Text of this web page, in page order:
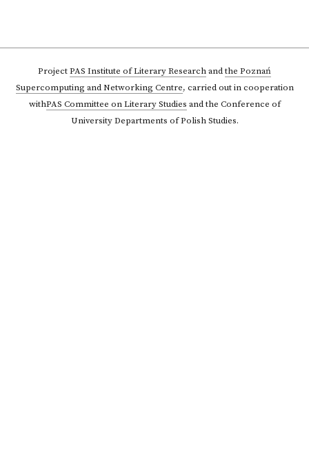
ProjectPAS Institute of Literary Researchandthe Poznań
Supercomputing and Networking Centre, carried out in cooperation
withPAS Committee on Literary Studies and the Conference of
University Departments of Polish Studies.